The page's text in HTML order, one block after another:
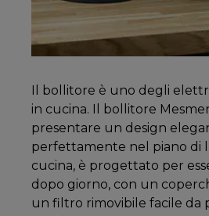
Il bollitore è uno degli
in cucina. Il bollitore
presentare un design
perfettamente nel piano di
cucina, è progettato per
dopo giorno, con un
un filtro rimovibile facile da